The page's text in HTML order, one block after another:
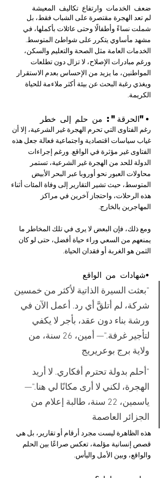
ضعف الخدمات وارتفاع تكاليف المعيشة
لم تعد الهجرة مقتصرة على الشباب فقط، بل
شملت نساءً وأطفالًا وحتى عائلات بأكملها، في
مشهد مأساوي يتكرر على شواطئ المتوسط.
الخدمات العامة مثل الصحة والتعليم والسكن،
ورغم مبادرات الإصلاح، لا تزال دون تطلعات
المواطنين، ما يزيد من الإحساس بعدم الاستقرار
ويغذي رغبة البحث عن بيئة أكثر ملاءمة للحياة
الكريمة.
•"الحرقة": من حلم إلى خطر
رغم الفتاوى التي تحرم الهجرة غير الشرعية، إلا أن
غياب سياسات اقتصادية واجتماعية فعالة جعل هذه
الفتاوى غير مؤثرة في الواقع. ورغم إجراءات
الدولة للحد من الهجرة غير الشرعية، تستمر
محاولات العبور نحو أوروبا عبر البحر الأبيض
المتوسط، حيث تشير التقارير إلى وفاة المئات أثناء
هذه الرحلات، واحتجاز آخرين في مراكز
المهاجرين بالخارج.
ومع ذلك، فإن البعض لا يرى في تلك المخاطر ما
يمنعهم من السعي وراء حياة أفضل، حتى لو كان
الثمن هو الغربة أو فقدان الحياة.
•شهادات من الواقع
"بعثت السيرة الذاتية لأكثر من خمسين
شركة، لم أتلقَّ أي رد. أعمل الآن في
ورشة بناء دون عقد، بأجر لا يكفي
لتأجير غرفة."— أمين، 26 سنة، من
ولاية برج بوعريريج
"أحلم بدولة تحترم أفكاري. لا أريد
الهجرة، لكني لا أرى مكانًا لي هنا."—
ياسمين، 22 سنة، طالبة إعلام من
الجزائر العاصمة
هذه الظاهرة ليست مجرد أرقام أو تقارير، بل هي
قصص إنسانية مؤلمة، تعكس صراعًا بين الحلم
والواقع، وبين الأمل واليأس.